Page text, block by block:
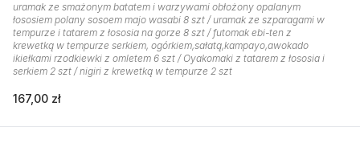
uramak ze smażonym batatem i warzywami obłożony opalanym
łososiem polany sosoem majo wasabi 8 szt / uramak ze szparagami w
tempurze i tatarem z łososia na gorze 8 szt / futomak ebi-ten z
krewetką w tempurze serkiem, ogórkiem,sałatą,kampayo,awokado
ikiełkami rzodkiewki z omletem 6 szt / Oyakomaki z tatarem z łososia i
serkiem 2 szt / nigiri z krewetką w tempurze 2 szt
167,00 zł